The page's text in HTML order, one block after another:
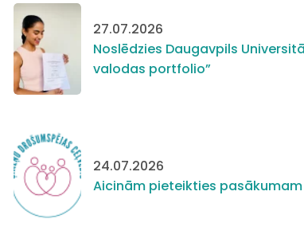
27.07.2026
Noslēdzies Daugavpils
valodas portfolio”
24.07.2026
Aicinām pieteikties